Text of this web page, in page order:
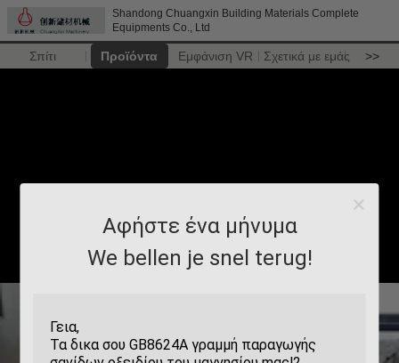
Shandong Chuangxin Building Materials Complete
Equipments Co., Ltd
Σπίτι Προϊόντα Εμφάνιση VR Σχετικά με εμάς >>
Αφήστε ένα μήνυμα
We bellen je snel terug!